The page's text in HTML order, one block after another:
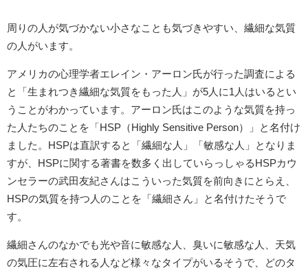
周りの人が気づかない小さなことも気づきやすい、繊細な気質
の人がいます。
アメリカの心理学者エレイン・アーロン氏が行った調査による
と「生まれつき繊細な気質をもった人」が5人に1人はいるとい
うことがわかっています。アーロン氏はこのような気質を持っ
た人たちのことを「HSP（Highly Sensitive Person）」と名付け
ました。HSPは直訳すると「繊細な人」「敏感な人」となりま
すが、HSPに関する著書を数多く出していらっしゃるHSPカウ
ンセラーの武田友紀さんはこういった気質を前向きにとらえ、
HSPの気質を持つ人のことを「繊細さん」と名付けたそうで
す。
繊細さんのなかでも光や音に敏感な人、臭いに敏感な人、天気
の気圧に左右される人など様々なタイプがいるそうで、どのタ